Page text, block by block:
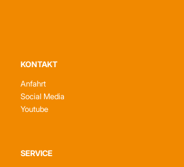
KONTAKT
Anfahrt
Social Media
Youtube
SERVICE